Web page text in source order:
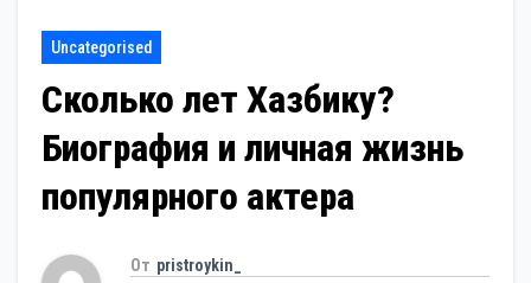
Uncategorised
Сколько лет Хазбику?
Биография и личная жизнь
популярного актера
От pristroykin_